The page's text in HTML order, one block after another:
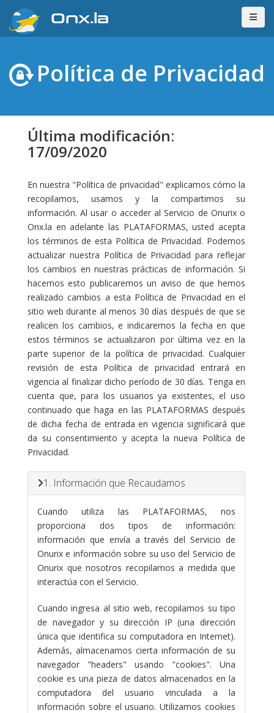
Onx.la
Política de Privacidad
Última modificación:
17/09/2020
En nuestra "Política de privacidad" explicamos cómo la
recopilamos, usamos y la compartimos su
información. Al usar o acceder al Servicio de Onurix o
Onx.la en adelante las PLATAFORMAS, usted acepta
los términos de esta Política de Privacidad. Podemos
actualizar nuestra Política de Privacidad para reflejar
los cambios en nuestras prácticas de información. Si
hacemos esto publicaremos un aviso de que hemos
realizado cambios a esta Política de Privacidad en el
sitio web durante al menos 30 días después de que se
realicen los cambios, e indicaremos la fecha en que
estos términos se actualizaron por última vez en la
parte superior de la política de privacidad. Cualquier
revisión de esta Política de privacidad entrará en
vigencia al finalizar dicho período de 30 días. Tenga en
cuenta que, para los usuarios ya existentes, el uso
continuado que haga en las PLATAFORMAS después
de dicha fecha de entrada en vigencia significará que
da su consentimiento y acepta la nueva Política de
Privacidad.
1. Información que Recaudamos
Cuando utiliza las PLATAFORMAS, nos
proporciona dos tipos de información:
información que envía a través del Servicio de
Onurix e información sobre su uso del Servicio de
Onurix que nosotros recopilamos a medida que
interactúa con el Servicio.
Cuando ingresa al sitio web, recopilamos su tipo
de navegador y su dirección IP (una dirección
única que identifica su computadora en Internet).
Además, almacenamos cierta información de su
navegador "headers" usando "cookies". Una
cookie es una pieza de datos almacenados en la
computadora del usuario vinculada a la
información sobre el usuario. Utilizamos cookies